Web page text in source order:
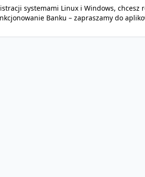
systemami Linux i Windows, chcesz
Banku – zapraszamy do